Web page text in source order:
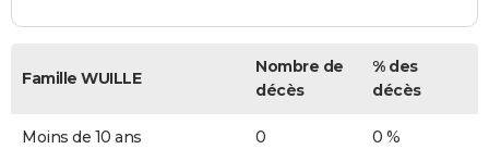
Famille WUILLE
Nombre de
décès
% des
décès
Moins de 10 ans 0 0 %